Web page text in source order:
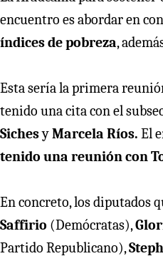
encuentro es abordar en
índices de pobreza,
Esta sería la primera
tenido una cita con el
SichesyMarcela Ríos. El
tenido una reunión con
En concreto, los diputados
Saffirio (Demócratas),
Partido Republicano),